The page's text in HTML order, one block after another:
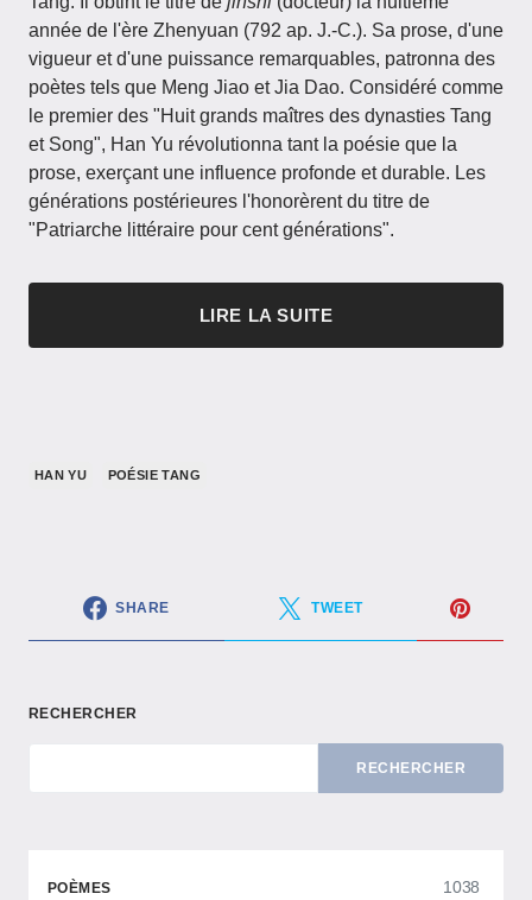
année de l'ère Zhenyuan (792 ap. J.-C.). Sa prose, d'une
vigueur et d'une puissance remarquables, patronna des
poètes tels que Meng Jiao et Jia Dao. Considéré comme
le premier des "Huit grands maîtres des dynasties Tang
et Song", Han Yu révolutionna tant la poésie que la
prose, exerçant une influence profonde et durable. Les
générations postérieures l'honorèrent du titre de
"Patriarche littéraire pour cent générations".
LIRE LA SUITE
HAN YU POÉSIE TANG
SHARE TWEET
RECHERCHER
RECHERCHER
POÈMES 1038